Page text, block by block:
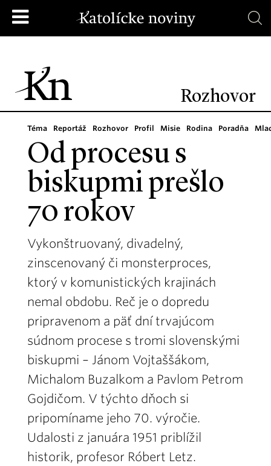
Rozhovor
Téma Reportáž Rozhovor Profil Misie Rodina Poradňa
Od procesu s
biskupmi prešlo
70 rokov
Vykonštruovaný, divadelný,
zinscenovaný či monsterproces,
ktorý v komunistických krajinách
nemal obdobu. Reč je o dopredu
pripravenom a päť dní trvajúcom
súdnom procese s tromi slovenskými
biskupmi – Jánom Vojtaššákom,
Michalom Buzalkom a Pavlom Petrom
Gojdičom. V týchto dňoch si
pripomíname jeho 70. výročie.
Udalosti z januára 1951 priblížil
historik, profesor Róbert Letz.